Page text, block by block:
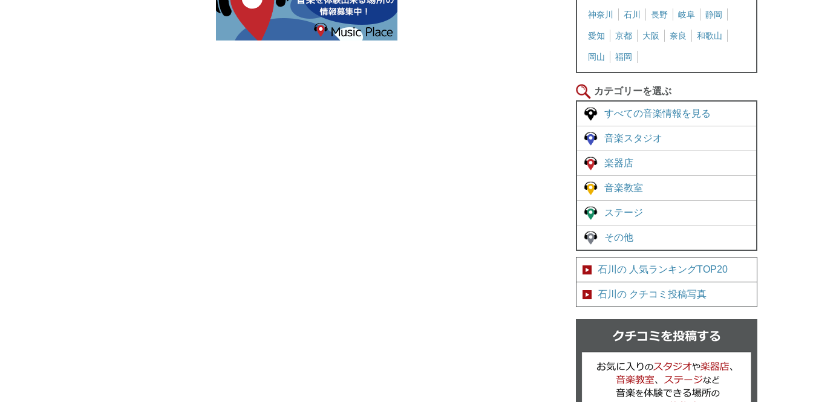
神奈川 石川 長野 岐阜 静岡
愛知 京都 大阪 奈良 和歌山
岡山 福岡
カテゴリーを選ぶ
すべての音楽情報を見る
音楽スタジオ
楽器店
音楽教室
ステージ
その他
石川の 人気ランキングTOP20
石川の クチコミ投稿写真